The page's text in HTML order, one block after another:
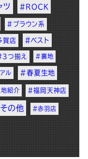
ツ #ROCK
#ブラウン系
賀店 #ベスト
つ揃え #裏地
ル #春夏生地
紹介 #福岡天神店
の他 #赤羽店